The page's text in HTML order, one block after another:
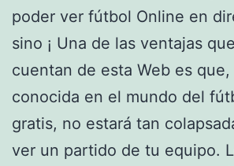
poder ver fútbol Online en
sino ¡ Una de las ventajas
cuentan de esta Web es
conocida en el mundo del
gratis, no estará tan
ver un partido de tu equipo.